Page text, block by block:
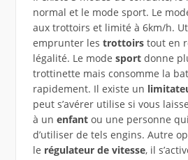
normal et le mode sport. Le
aux trottoirs et limité à 6km/h.
emprunter les trottoirstout en
légalité. Le mode sportdonne
trottinette mais consomme la
rapidement. Il existe un
peut s’avérer utilise si vous
à un enfantou une personne qui
d’utiliser de tels engins. Autre
le régulateur de vitesse, il